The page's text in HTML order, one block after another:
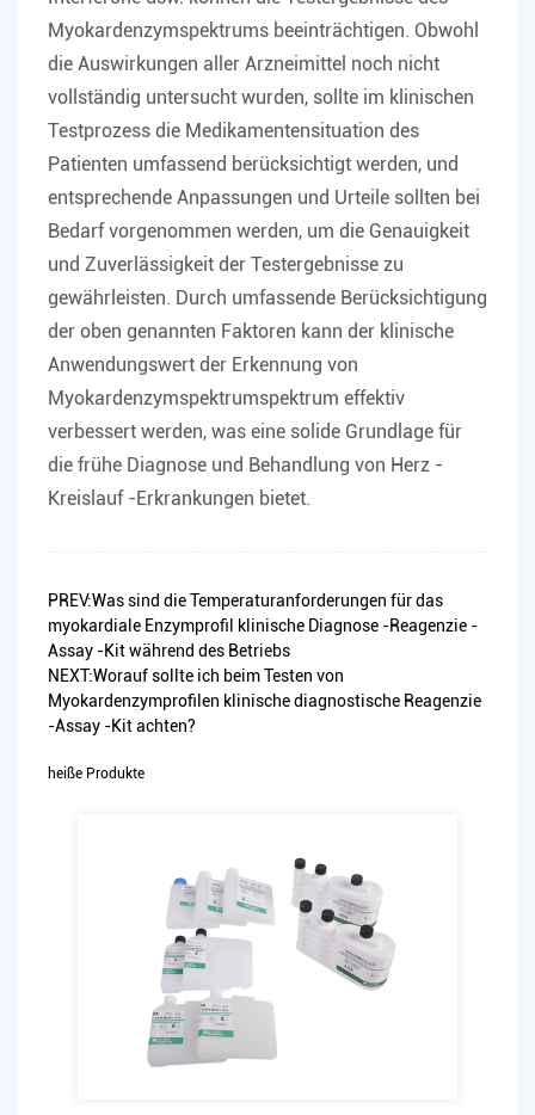
Myokardenzymspektrums beeinträchtigen. Obwohl
die Auswirkungen aller Arzneimittel noch nicht
vollständig untersucht wurden, sollte im klinischen
Testprozess die Medikamentensituation des
Patienten umfassend berücksichtigt werden, und
entsprechende Anpassungen und Urteile sollten bei
Bedarf vorgenommen werden, um die Genauigkeit
und Zuverlässigkeit der Testergebnisse zu
gewährleisten. Durch umfassende Berücksichtigung
der oben genannten Faktoren kann der klinische
Anwendungswert der Erkennung von
Myokardenzymspektrumspektrum effektiv
verbessert werden, was eine solide Grundlage für
die frühe Diagnose und Behandlung von Herz -
Kreislauf -Erkrankungen bietet.
PREV:Was sind die Temperaturanforderungen für das
myokardiale Enzymprofil klinische Diagnose -Reagenzie -
Assay -Kit während des Betriebs
NEXT:Worauf sollte ich beim Testen von
Myokardenzymprofilen klinische diagnostische Reagenzie
-Assay -Kit achten?
heiße Produkte